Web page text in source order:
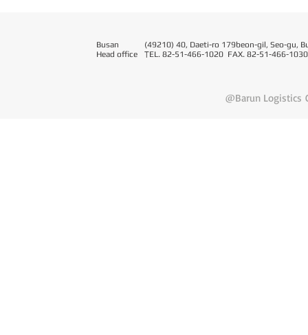
Busan
Head office
(49210) 40, Daeti-ro 179beon-gil, Seo-gu,
TEL. 82-51-466-1020 FAX. 82-51-466-1030
@Barun Logistics